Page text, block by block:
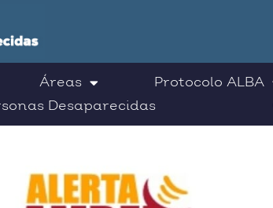
Áreas Protocolo ALBA
Desaparecidas